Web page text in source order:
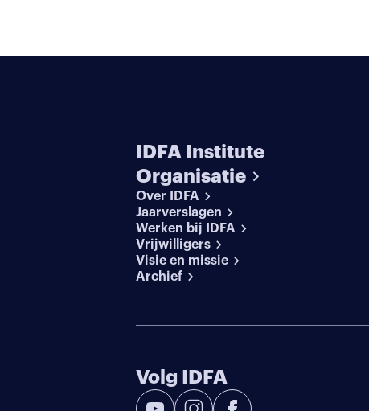
IDFA Institute
Organisatie
Over IDFA
Jaarverslagen
Werken bij IDFA
Vrijwilligers
Visie en missie
Archief
Volg IDFA